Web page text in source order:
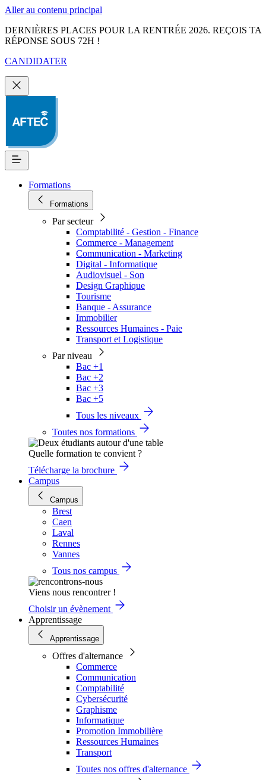
Aller au contenu principal
DERNIÈRES PLACES POUR LA RENTRÉE 2026. REÇOIS TA
RÉPONSE SOUS 72H !
CANDIDATER
Formations
Formations
Par secteur
Comptabilité - Gestion - Finance
Commerce - Management
Communication - Marketing
Digital - Informatique
Audiovisuel - Son
Design Graphique
Tourisme
Banque - Assurance
Immobilier
Ressources Humaines - Paie
Transport et Logistique
Par niveau
Bac +1
Bac +2
Bac +3
Bac +5
Tous les niveaux
Toutes nos formations
Quelle formation te convient ?
Télécharge la brochure
Campus
Campus
Brest
Caen
Laval
Rennes
Vannes
Tous nos campus
Viens nous rencontrer !
Choisir un évènement
Apprentissage
Apprentissage
Offres d'alternance
Commerce
Communication
Comptabilité
Cybersécurité
Graphisme
Informatique
Promotion Immobilière
Ressources Humaines
Transport
Toutes nos offres d'alternance